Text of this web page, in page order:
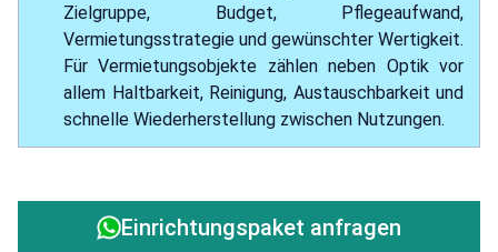
Zielgruppe, Budget, Pflegeaufwand,
Vermietungsstrategie und gewünschter Wertigkeit.
Für Vermietungsobjekte zählen neben Optik vor
allem Haltbarkeit, Reinigung, Austauschbarkeit und
schnelle Wiederherstellung zwischen Nutzungen.
Einrichtungspaket anfragen